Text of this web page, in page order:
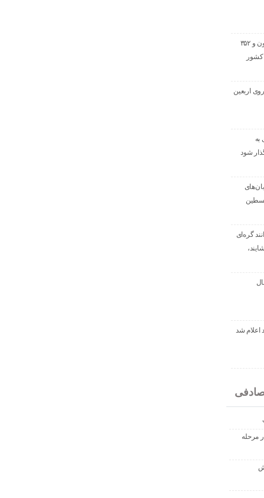
خروج بیش از ۳ میلیون و ۳۵۲
کشور
اربعین
به
شود
گره‌ای
مرحله